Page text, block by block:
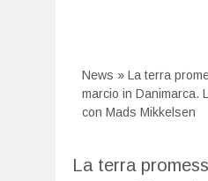
News » La terra
marcio in Danimarca.
con Mads Mikkelsen
La terra